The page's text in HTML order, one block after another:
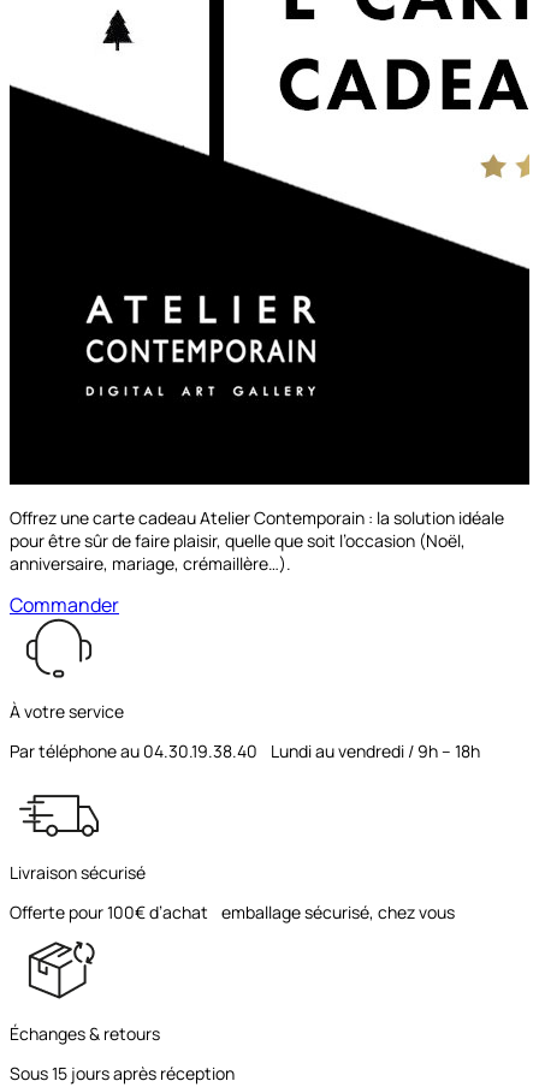
Offrez une carte cadeau Atelier Contemporain : la solution idéale
pour être sûr de faire plaisir, quelle que soit l’occasion (Noël,
anniversaire, mariage, crémaillère…).
Commander
À votre service
Par téléphone au 04.30.19.38.40 Lundi au vendredi / 9h – 18h
Livraison sécurisé
Offerte pour 100€ d’achat emballage sécurisé, chez vous
Échanges & retours
Sous 15 jours après réception